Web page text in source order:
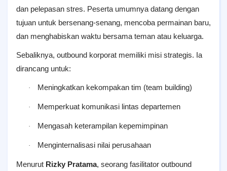
dan pelepasan stres. Peserta umumnya datang dengan
tujuan untuk bersenang-senang, mencoba permainan baru,
dan menghabiskan waktu bersama teman atau keluarga.
Sebaliknya, outbound korporat memiliki misi strategis. Ia
dirancang untuk:
· Meningkatkan kekompakan tim (team building)
· Memperkuat komunikasi lintas departemen
· Mengasah keterampilan kepemimpinan
· Menginternalisasi nilai perusahaan
Menurut Rizky Pratama, seorang fasilitator outbound